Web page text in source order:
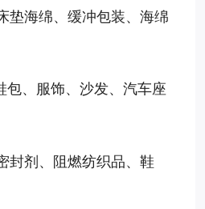
垫海绵、缓冲包装、海绵
包、服饰、沙发、汽车座
封剂、阻燃纺织品、鞋